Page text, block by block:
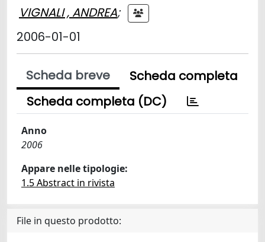
VIGNALI , ANDREA;
2006-01-01
Scheda breve
Scheda completa
Scheda completa (DC)
Anno
2006
Appare nelle tipologie:
1.5 Abstract in rivista
File in questo prodotto: